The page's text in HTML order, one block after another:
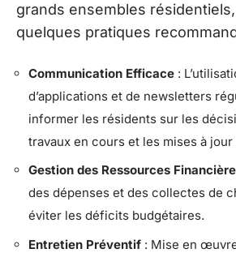
grands ensembles
quelques pratiques
Communication Efficace :
d’applications et de newsletters
informer les résidents sur les
travaux en cours et les mises à
Gestion des Ressources
des dépenses et des collectes de
éviter les déficits budgétaires.
Entretien Préventif : Mise en